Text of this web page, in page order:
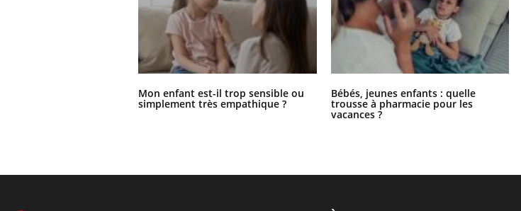
Mon enfant est-il trop sensible ou
simplement très empathique ?
Bébés, jeunes enfants : quelle
trousse à pharmacie pour les
vacances ?